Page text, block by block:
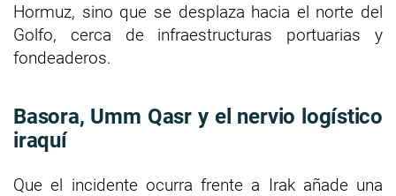
Hormuz, sino que se desplaza hacia el norte del
Golfo, cerca de infraestructuras portuarias y
fondeaderos.
Basora, Umm Qasr y el nervio logístico
iraquí
Que el incidente ocurra frente a Irak añade una